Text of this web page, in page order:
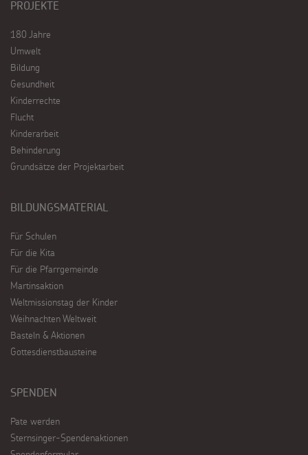
PROJEKTE
180 Jahre
Umwelt
Bildung
Gesundheit
Kinderrechte
Flucht
Kinderarbeit
Behinderung
Grundsätze der Projektarbeit
BILDUNGSMATERIAL
Für Schulen
Für die Kita
Für die Pfarrgemeinde
Martinsaktion
Weltmissionstag der Kinder
Weihnachten Weltweit
Basteln & Aktionen
Gottesdienstbausteine
SPENDEN
Pate werden
Sternsinger-Spendenaktionen